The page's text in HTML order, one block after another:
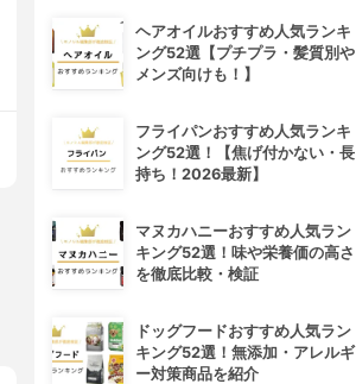
ヘアオイルおすすめ人気ランキ
ング52選【プチプラ・髪質別や
メンズ向けも！】
フライパンおすすめ人気ランキ
ング52選！【焦げ付かない・長
持ち！2026最新】
マヌカハニーおすすめ人気ラン
キング52選！味や栄養価の高さ
を徹底比較・検証
ドッグフードおすすめ人気ラン
キング52選！無添加・アレルギ
ー対策商品を紹介